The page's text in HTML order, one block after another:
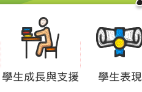
學生成長與支援 學生表現